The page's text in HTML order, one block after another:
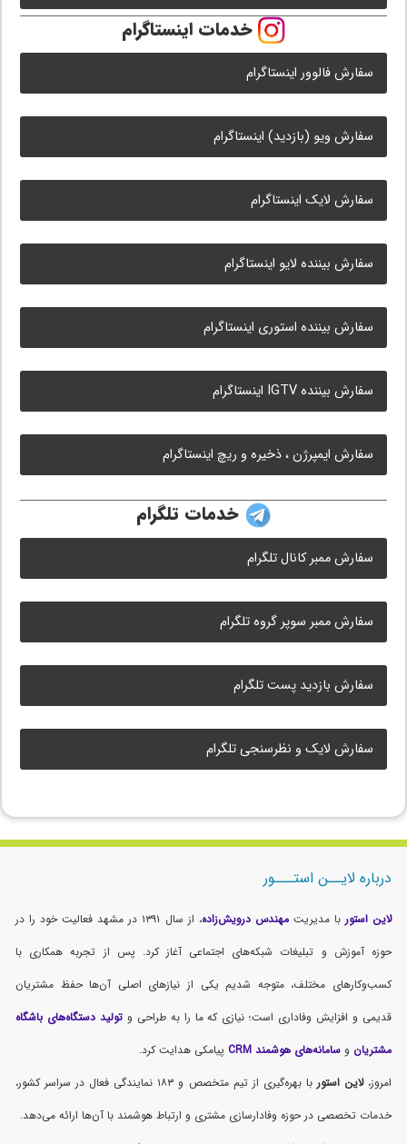
خدمات اینستاگرام
سفارش فالوور اینستاگرام
سفارش ویو (بازدید) اینستاگرام
سفارش لایک اینستاگرام
سفارش بیننده لایو اینستاگرام
سفارش بیننده استوری اینستاگرام
سفارش بیننده IGTV اینستاگرام
سفارش ایمپرژن ، ذخیره و ریچ اینستاگرام
خدمات تلگرام
سفارش ممبر کانال تلگرام
سفارش ممبر سوپر گروه تلگرام
سفارش بازدید پست تلگرام
سفارش لایک و نظرسنجی تلگرام